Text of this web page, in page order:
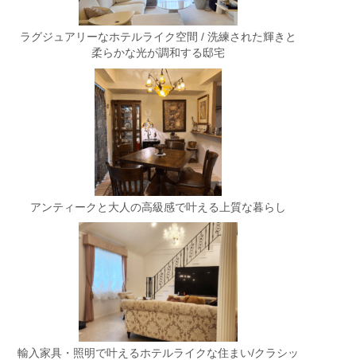
ラグジュアリーなホテルライク空間 / 洗練された輝きと
柔らかな光が調和する邸宅
アンティークと大人の高級感で叶える上質な暮らし
輸入家具・照明で叶えるホテルライクな住まい/クラシッ